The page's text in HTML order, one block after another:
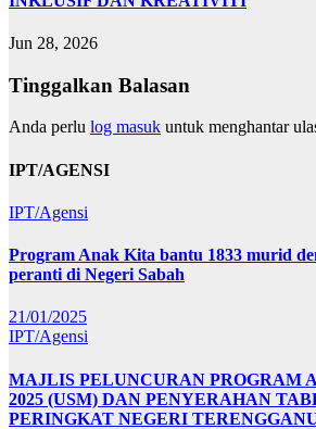
Jun 28, 2026
Tinggalkan Balasan
Anda perlu log masuk untuk menghantar
IPT/AGENSI
IPT/Agensi
Program Anak Kita bantu 1833 murid
peranti di Negeri Sabah
21/01/2025
IPT/Agensi
MAJLIS PELUNCURAN PROGRAM
2025 (USM) DAN PENYERAHAN
PERINGKAT NEGERI